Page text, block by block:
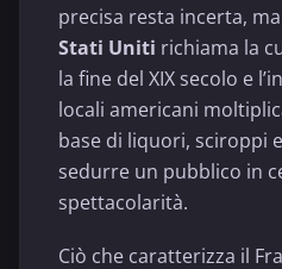
precisa resta incerta,
Stati Uniti richiama la
la fine del XIX secolo e
locali americani
base di liquori, sciroppi
sedurre un pubblico in
spettacolarità.
Ciò che caratterizza il